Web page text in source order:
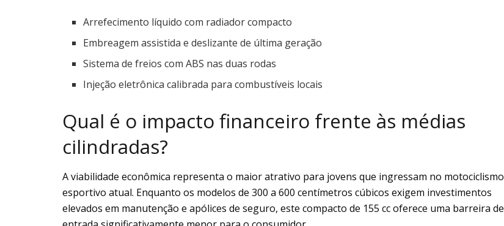
Arrefecimento líquido com radiador compacto
Embreagem assistida e deslizante de última geração
Sistema de freios com ABS nas duas rodas
Injeção eletrônica calibrada para combustíveis locais
Qual é o impacto financeiro frente às médias
cilindradas?
A viabilidade econômica representa o maior atrativo para jovens que ingressam no motociclismo
esportivo atual. Enquanto os modelos de 300 a 600 centímetros cúbicos exigem investimentos
elevados em manutenção e apólices de seguro, este compacto de 155 cc oferece uma barreira de